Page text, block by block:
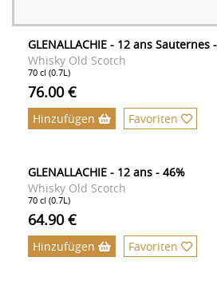
GLENALLACHIE - 12 ans Sauternes
Whisky Old Scotch
70 cl (0.7L)
76.00 €
Hinzufügen Favoriten
GLENALLACHIE - 12 ans - 46%
Whisky Old Scotch
70 cl (0.7L)
64.90 €
Hinzufügen Favoriten